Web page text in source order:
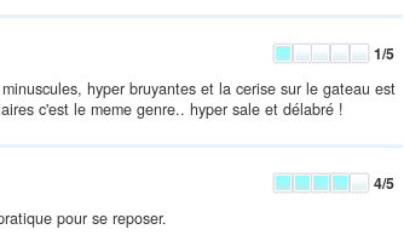
1/5
hyper bruyantes et la cerise sur le gateau est
c'est le meme genre.. hyper sale et délabré !
4/5
pour se reposer.